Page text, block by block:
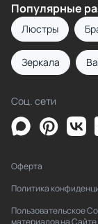
Популярные
Люстры
Зеркала
Соц. сети
Оферта
Политика
Пользовательское
материалов на